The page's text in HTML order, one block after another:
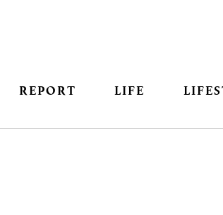
REPORT LIFE